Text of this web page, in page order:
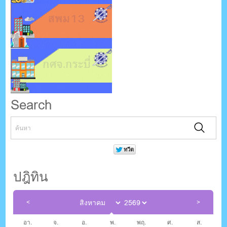
Search
ปฎิทิน
อา. จ. อ. พ. พฤ. ศ. ส.